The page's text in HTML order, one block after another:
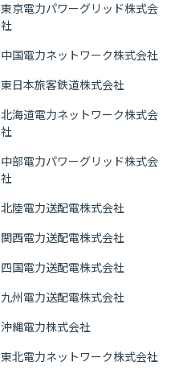
東京電力パワーグリッド株式会
社
中国電力ネットワーク株式会社
東日本旅客鉄道株式会社
北海道電力ネットワーク株式会
社
中部電力パワーグリッド株式会
社
北陸電力送配電株式会社
関西電力送配電株式会社
四国電力送配電株式会社
九州電力送配電株式会社
沖縄電力株式会社
東北電力ネットワーク株式会社